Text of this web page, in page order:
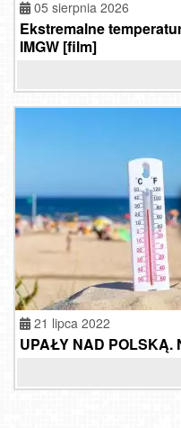
05 sierpnia 2026
Ekstremalne
IMGW [film]
21 lipca 2022
UPAŁY NAD POLSKĄ.